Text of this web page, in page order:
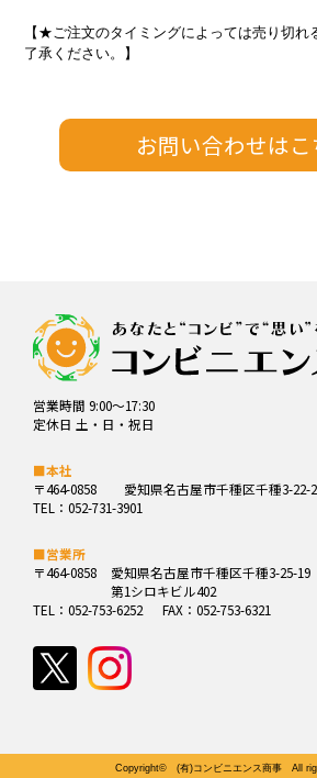
【★ご注文のタイミングによっては売り切れ
了承ください。】
営業時間 9:00～17:30
定休日 土・日・祝日
■本社
〒464-0858
愛知県名古屋市千種区千種3-22-
TEL：052-731-3901
■営業所
〒464-0858
愛知県名古屋市千種区千種3-25-19
第1シロキビル402
TEL：052-753-6252
FAX：052-753-6321
Copyright© (有)コンビニエンス商事 All